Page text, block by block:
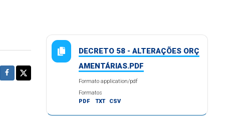
DECRETO 58 - ALTERAÇÕES ORÇ
AMENTÁRIAS.PDF
Formato application/pdf
Formatos
PDF
TXT CSV